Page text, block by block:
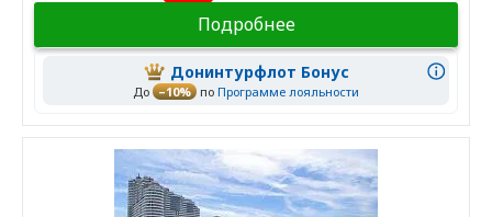
Подробнее
Донинтурфлот Бонус
До –10% по Программе лояльности